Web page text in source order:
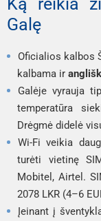
Galę
Oficialios kalbos
kalbama ir
Galėje vyrauja
temperatūra
Drėgmė didelė
Wi-Fi veikia
turėti vietinę
Mobitel, Airtel.
2078 LKR (4–6
Įeinant į